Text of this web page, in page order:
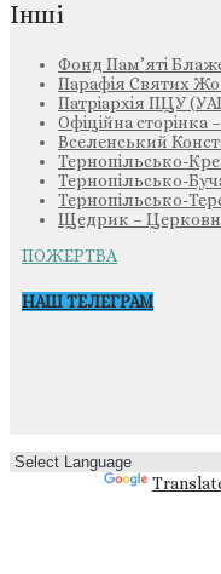
Інші
Фонд Пам’яті
Парафія Святих
Патріархія ПЦУ
Офіційна сторінка
Вселенський
Тернопільсько-
Тернопільсько-
Тернопільсько-
Щедрик –
ПОЖЕРТВА
НАШ ТЕЛЕГРАМ